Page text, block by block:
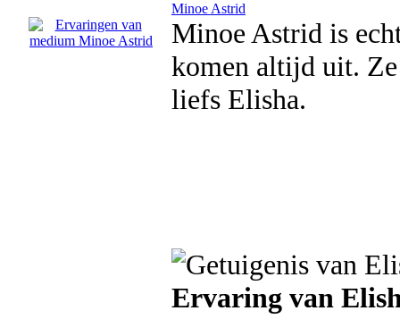
Minoe Astrid
Minoe Astrid is
komen altijd uit.
liefs Elisha.
Ervaring van